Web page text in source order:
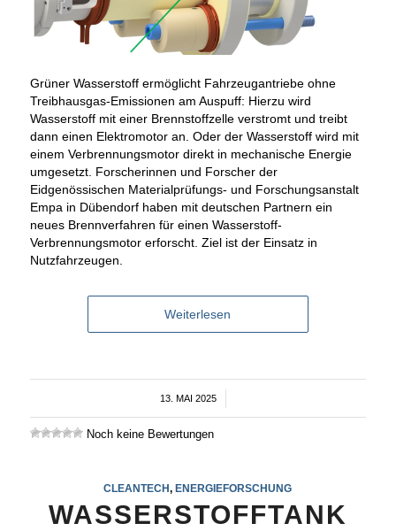
Grüner Wasserstoff ermöglicht Fahrzeugantriebe ohne
Treibhausgas-Emissionen am Auspuff: Hierzu wird
Wasserstoff mit einer Brennstoffzelle verstromt und treibt
dann einen Elektromotor an. Oder der Wasserstoff wird mit
einem Verbrennungsmotor direkt in mechanische Energie
umgesetzt. Forscherinnen und Forscher der
Eidgenössischen Materialprüfungs- und Forschungsanstalt
Empa in Dübendorf haben mit deutschen Partnern ein
neues Brennverfahren für einen Wasserstoff-
Verbrennungsmotor erforscht. Ziel ist der Einsatz in
Nutzfahrzeugen.
Weiterlesen
13. MAI 2025
/
Noch keine Bewertungen
CLEANTECH, ENERGIEFORSCHUNG
WASSERSTOFFTANK